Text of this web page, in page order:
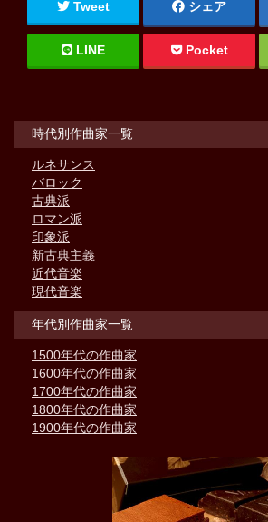
Tweet シェア
LINE Pocket
時代別作曲家一覧
ルネサンス
バロック
古典派
ロマン派
印象派
新古典主義
近代音楽
現代音楽
年代別作曲家一覧
1500年代の作曲家
1600年代の作曲家
1700年代の作曲家
1800年代の作曲家
1900年代の作曲家